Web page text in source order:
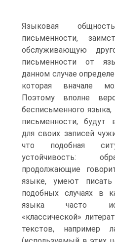
Языко­вая
письменности,
обслуживающую
письменности от
данном случае
которая вначале
Поэтому вполне
бесписьменного
письмен­ности, будут
для своих записей
что подобная
устойчивость:
продолжающие
языке, умеют
подобных случаях в
язы­ка часто
«классической»
текстов, например